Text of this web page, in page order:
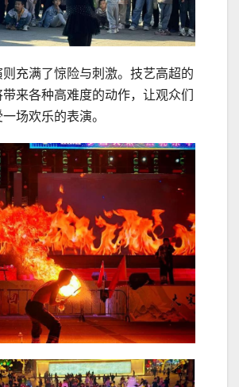
充满了惊险与刺激。技艺高超的
来各种高难度的动作，让观众们
场欢乐的表演。